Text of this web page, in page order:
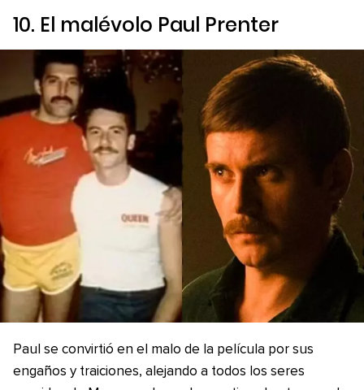
10. El malévolo Paul Prenter
Paul se convirtió en el malo de la película por sus
engaños y traiciones, alejando a todos los seres